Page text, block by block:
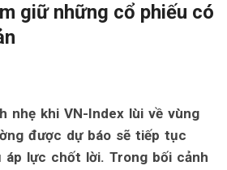
giữ những cổ phiếu có
nhẹ khi VN-Index lùi về vùng
được dự báo sẽ tiếp tục
lực chốt lời. Trong bối cảnh